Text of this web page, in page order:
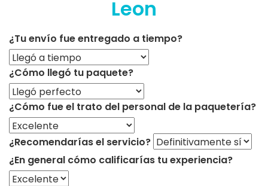
Leon
¿Tu envío fue entregado a tiempo?
¿Cómo llegó tu paquete?
¿Cómo fue el trato del personal de la paquetería?
¿Recomendarías el servicio?
¿En general cómo calificarías tu experiencia?